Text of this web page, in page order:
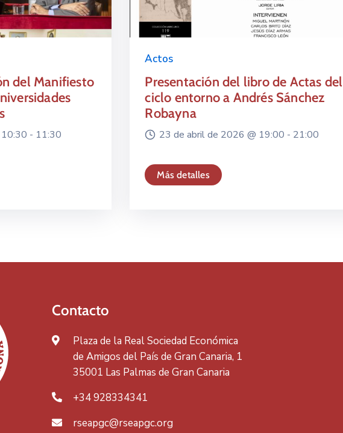
del Manifiesto
10:30 - 11:30
Actos
Presentación del libro de Actas del
ciclo entorno a Andrés Sánchez
Robayna
23 de abril de 2026 @ 19:00 - 21:00
Más detalles
Contacto
Plaza de la Real Sociedad Económica
de Amigos del País de Gran Canaria, 1
35001 Las Palmas de Gran Canaria
+34 928334341
rseapgc@rseapgc.org